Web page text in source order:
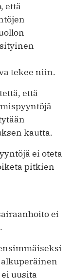
että
tekee niin.
että
kautta.
ei oteta
pitkien
ei
uusita